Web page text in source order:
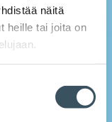
näitä
heille tai joita on